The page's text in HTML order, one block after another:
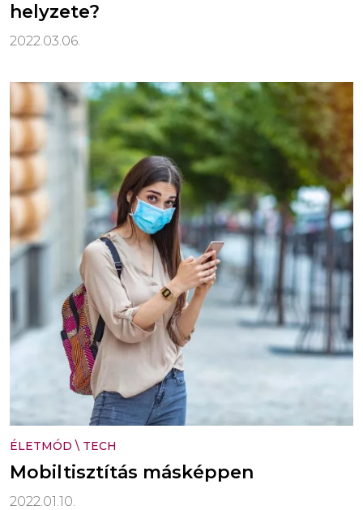
helyzete?
2022.03.06.
ÉLETMÓD \ TECH
Mobiltisztítás másképpen
2022.01.10.